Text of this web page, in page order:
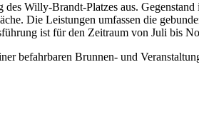
Willy-Brandt-Platzes aus.
Die Leistungen umfassen die
ist für den Zeitraum von Juli bis
befahrbaren Brunnen- und